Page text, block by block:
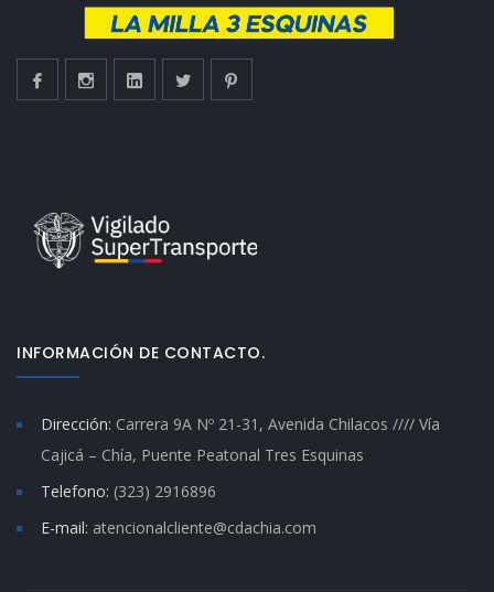
INFORMACIÓN DE CONTACTO.
Dirección: Carrera 9A Nº 21-31, Avenida Chilacos //// Vía
Cajicá – Chía, Puente Peatonal Tres Esquinas
Telefono: (323) 2916896
E-mail: atencionalcliente@cdachia.com